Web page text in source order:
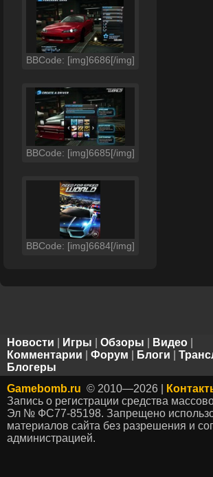
BBCode: [img]6686[/img]
BBCode: [img]6685[/img]
BBCode: [img]6684[/img]
Новости Игры Обзоры Видео
Комментарии
Форум Блоги
Блогеры
Gamebomb.ru © 2010—2026 |
Запись о регистрации средства
Эл № ФС77-85198. Запрещено
материалов сайта без разрешения и
администрацией.